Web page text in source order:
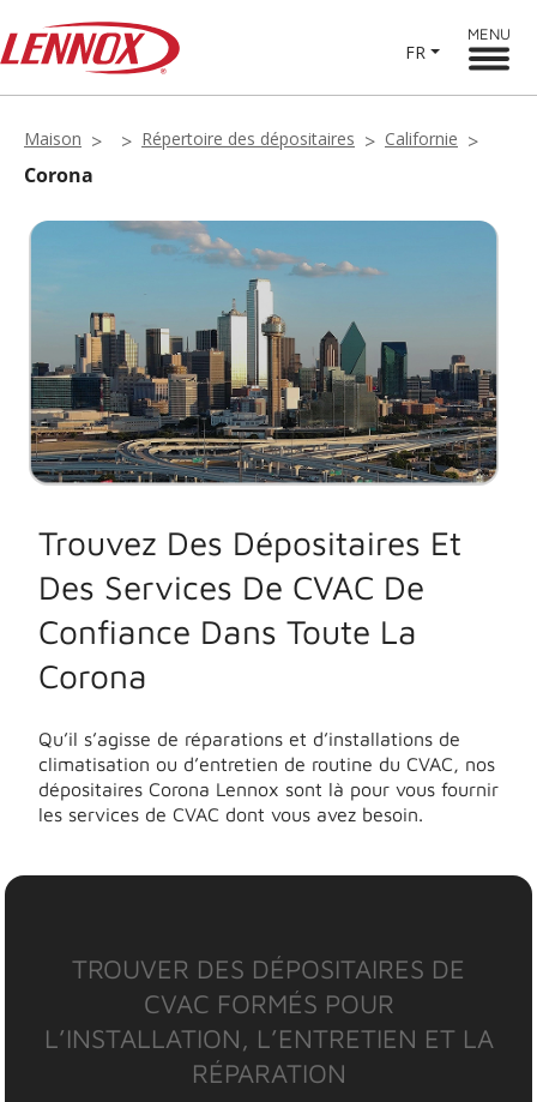
FR
MENU
Maison Répertoire des dépositaires Californie
Corona
Trouvez Des Dépositaires Et
Des Services De CVAC De
Confiance Dans Toute La
Corona
Qu’il s’agisse de réparations et d’installations de
climatisation ou d’entretien de routine du CVAC, nos
dépositaires Corona Lennox sont là pour vous fournir
les services de CVAC dont vous avez besoin.
TROUVER DES DÉPOSITAIRES DE
CVAC FORMÉS POUR
L’INSTALLATION, L’ENTRETIEN ET LA
RÉPARATION